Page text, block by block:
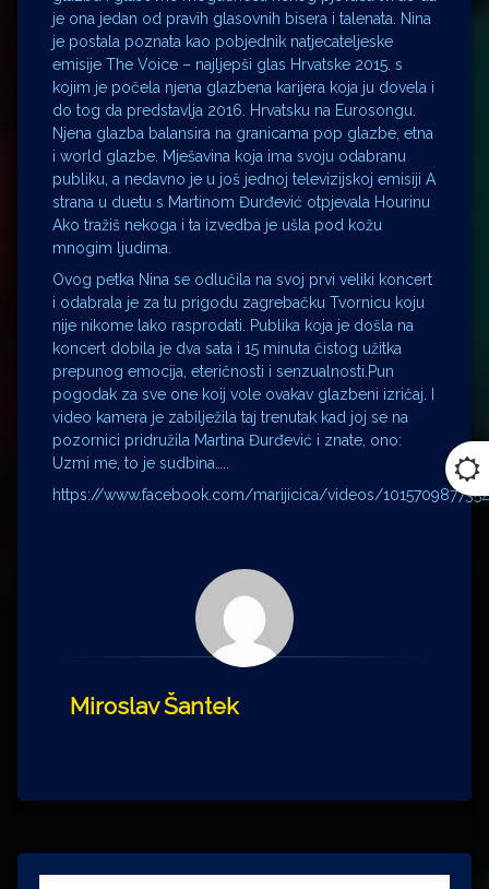
je ona jedan od pravih glasovnih bisera i talenata. Nina
je postala poznata kao pobjednik natjecateljeske
emisije The Voice – najljepši glas Hrvatske 2015. s
kojim je počela njena glazbena karijera koja ju dovela i
do tog da predstavlja 2016. Hrvatsku na Eurosongu.
Njena glazba balansira na granicama pop glazbe, etna
i world glazbe. Mješavina koja ima svoju odabranu
publiku, a nedavno je u još jednoj televizijskoj emisiji A
strana u duetu s Martinom Đurđević otpjevala Hourinu
Ako tražiš nekoga i ta izvedba je ušla pod kožu
mnogim ljudima.
Ovog petka Nina se odlučila na svoj prvi veliki koncert
i odabrala je za tu prigodu zagrebačku Tvornicu koju
nije nikome lako rasprodati. Publika koja je došla na
koncert dobila je dva sata i 15 minuta čistog užitka
prepunog emocija, eteričnosti i senzualnosti.Pun
pogodak za sve one koij vole ovakav glazbeni izričaj. I
video kamera je zabilježila taj trenutak kad joj se na
pozornici pridružila Martina Đurđević i znate, ono:
Uzmi me, to je sudbina…..
https://www.facebook.com/marijicica/videos/
Miroslav Šantek